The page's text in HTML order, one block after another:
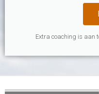
Extra coaching is aan